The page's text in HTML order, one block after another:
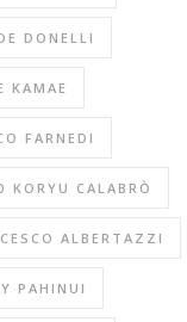
DONELLI
KAMAE
FARNEDI
KORYU CALABRÒ
ALBERTAZZI
PAHINUI